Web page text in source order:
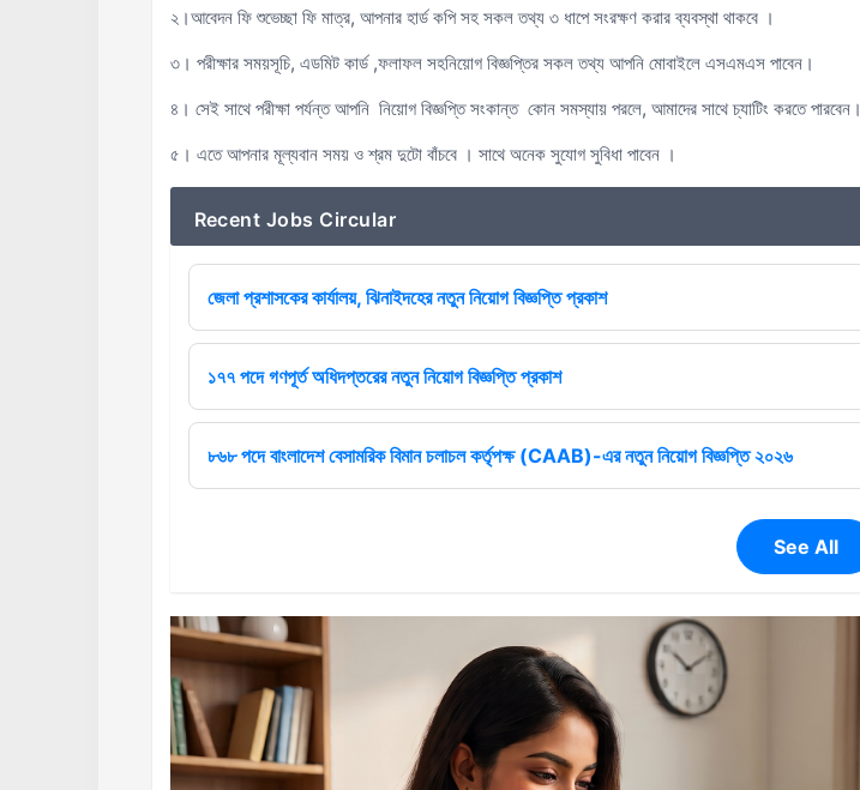
২।আবেদন ফি শুভেচ্ছা ফি মাত্র, আপনার হার্ড কপি সহ সকল তথ্য ৩ ধাপে সংরক্ষণ করার ব্যবস্থা থাকবে ।
৩। পরীক্ষার সময়সূচি, এডমিট কার্ড ,ফলাফল সহনিয়োগ বিজ্ঞপ্তির সকল তথ্য আপনি মোবাইলে এসএমএস পাবেন।
৪। সেই সাথে পরীক্ষা পর্যন্ত আপনি নিয়োগ বিজ্ঞপ্তি সংকান্ত কোন সমস্যায় পরলে, আমাদের সাথে চ্যাটিং করতে পারবেন।
৫। এতে আপনার মূল্যবান সময় ও শ্রম দুটো বাঁচবে । সাথে অনেক সুযোগ সুবিধা পাবেন ।
Recent Jobs Circular
জেলা প্রশাসকের কার্যালয়, ঝিনাইদহের নতুন নিয়োগ বিজ্ঞপ্তি প্রকাশ
১৭৭ পদে গণপূর্ত অধিদপ্তরের নতুন নিয়োগ বিজ্ঞপ্তি প্রকাশ
৮৬৮ পদে বাংলাদেশ বেসামরিক বিমান চলাচল কর্তৃপক্ষ (CAAB)-এর নতুন নিয়োগ বিজ্ঞপ্তি ২০২৬
See All